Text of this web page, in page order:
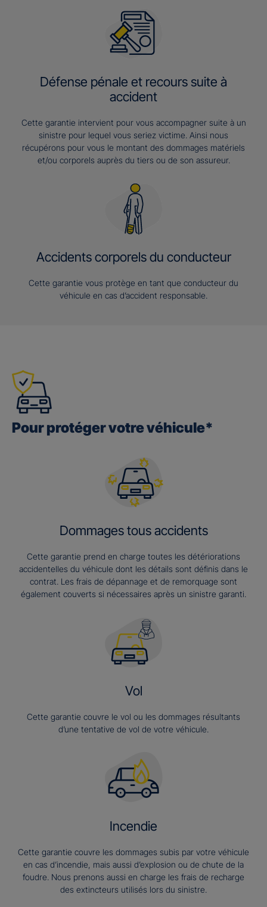
Défense pénale et recours suite à
accident
Cette garantie intervient pour vous accompagner suite à un
sinistre pour lequel vous seriez victime. Ainsi nous
récupérons pour vous le montant des dommages matériels
et/ou corporels auprès du tiers ou de son assureur.
Accidents corporels du conducteur
Cette garantie vous protège en tant que conducteur du
véhicule en cas d’accident responsable.
Pour protéger votre véhicule*
Dommages tous accidents
Cette garantie prend en charge toutes les détériorations
accidentelles du véhicule dont les détails sont définis dans le
contrat. Les frais de dépannage et de remorquage sont
également couverts si nécessaires après un sinistre garanti.
Vol
Cette garantie couvre le vol ou les dommages résultants
d’une tentative de vol de votre véhicule.
Incendie
Cette garantie couvre les dommages subis par votre véhicule
en cas d’incendie, mais aussi d’explosion ou de chute de la
foudre. Nous prenons aussi en charge les frais de recharge
des extincteurs utilisés lors du sinistre.